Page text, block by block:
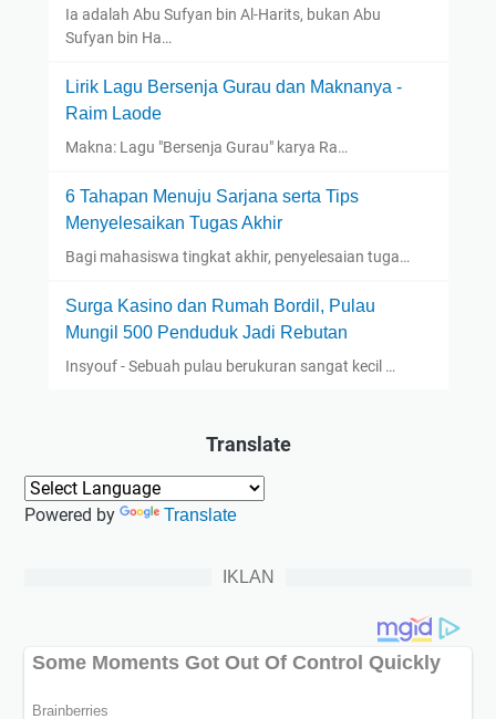
Ia adalah Abu Sufyan bin Al-Harits, bukan Abu
Sufyan bin Ha…
Lirik Lagu Bersenja Gurau dan Maknanya -
Raim Laode
Makna: Lagu "Bersenja Gurau" karya Ra…
6 Tahapan Menuju Sarjana serta Tips
Menyelesaikan Tugas Akhir
Bagi mahasiswa tingkat akhir, penyelesaian tuga…
Surga Kasino dan Rumah Bordil, Pulau
Mungil 500 Penduduk Jadi Rebutan
Insyouf - Sebuah pulau berukuran sangat kecil …
Translate
Powered by Translate
IKLAN